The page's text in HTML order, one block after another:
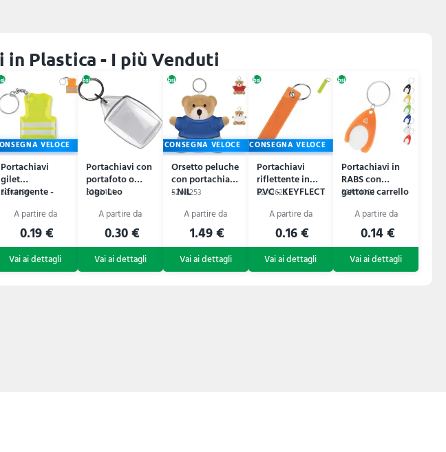
in Plastica - I più Venduti
VELOCE
Portachiavi
gilet
rifrangente -
52A9199
0.19 €
Portachiavi con
portafoto o
logo Leo
52B2401
0.30 €
CONSEGNA VELOCE
Orsetto peluche
con portachiav
- NIL
52A8253
1.49 €
CONSEGNA VELOCE
Portachiavi
riflettente in
PVC - KEYFLECT
52A2626
0.16 €
Portachiavi in
RABS con
gettone carrello
52N74021
0.14 €